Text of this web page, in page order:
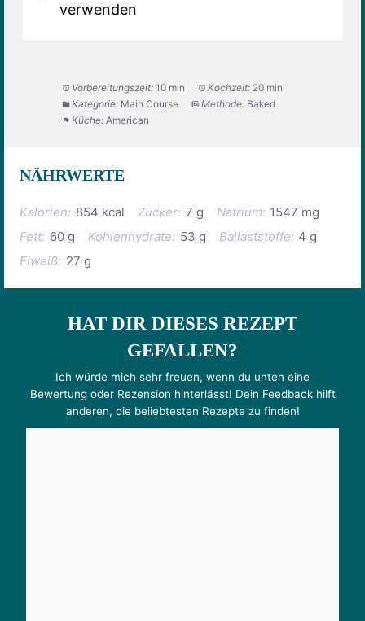
verwenden
Vorbereitungszeit: 10 min Kochzeit: 20 min
Kategorie: Main Course Methode: Baked
Küche: American
NÄHRWERTE
Kalorien: 854 kcal Zucker: 7 g Natrium: 1547 mg
Fett: 60 g Kohlenhydrate: 53 g Ballaststoffe: 4 g
Eiweiß: 27 g
HAT DIR DIESES REZEPT
GEFALLEN?
Ich würde mich sehr freuen, wenn du unten eine
Bewertung oder Rezension hinterlässt! Dein Feedback hilft
anderen, die beliebtesten Rezepte zu finden!